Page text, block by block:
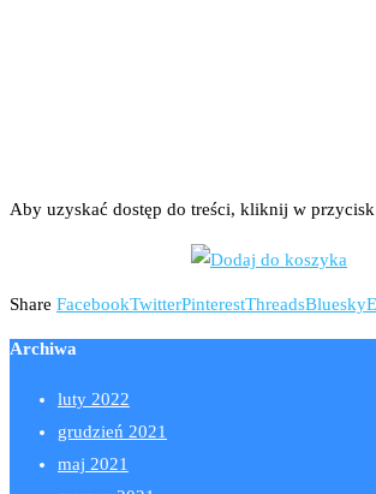
Aby uzyskać dostęp do treści, kliknij w
Share FacebookTwitterPinterestThreadsBluesky
Archiwa
luty 2022
grudzień 2021
maj 2021